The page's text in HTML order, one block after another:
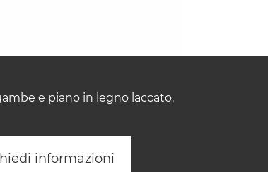
e piano in legno laccato.
informazioni